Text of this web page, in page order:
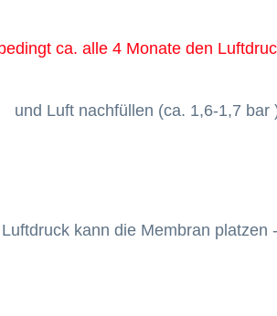
ca. alle 4 Monate den
und Luft nachfüllen (ca. 1,6-1,7 bar
kann die Membran platzen